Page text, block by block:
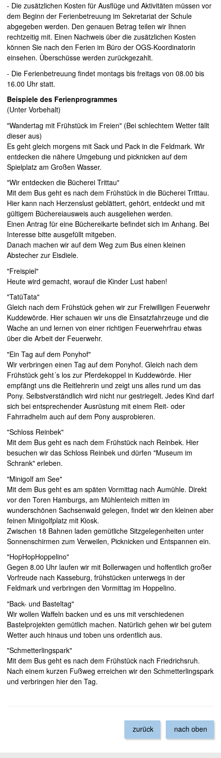
- Die zusätzlichen Kosten für Ausflüge und Aktivitäten müssen vor
dem Beginn der Ferienbetreuung im Sekretariat der Schule
abgegeben werden. Den genauen Betrag teilen wir Ihnen
rechtzeitig mit. Einen Nachweis über die zusätzlichen Kosten
können Sie nach den Ferien im Büro der OGS-Koordinatorin
einsehen. Überschüsse werden zurückgezahlt.
- Die Ferienbetreuung findet montags bis freitags von 08.00 bis
16.00 Uhr statt.
Beispiele des Ferienprogrammes
(Unter Vorbehalt)
"Wandertag mit Frühstück im Freien" (Bei schlechtem Wetter fällt
dieser aus)
Es geht gleich morgens mit Sack und Pack in die Feldmark. Wir
entdecken die nähere Umgebung und picknicken auf dem
Spielplatz am Großen Wasser.
"Wir entdecken die Bücherei Trittau"
Mit dem Bus geht es nach dem Frühstück in die Bücherei Trittau.
Hier kann nach Herzenslust geblättert, gehört, entdeckt und mit
gültigem Büchereiausweis auch ausgeliehen werden.
Einen Antrag für eine Büchereikarte befindet sich im Anhang. Bei
Interesse bitte ausgefüllt mitgeben.
Danach machen wir auf dem Weg zum Bus einen kleinen
Abstecher zur Eisdiele.
"Freispiel"
Heute wird gemacht, worauf die Kinder Lust haben!
"TatüTata"
Gleich nach dem Frühstück gehen wir zur Freiwilligen Feuerwehr
Kuddewörde. Hier schauen wir uns die Einsatzfahrzeuge und die
Wache an und lernen von einer richtigen Feuerwehrfrau etwas
über die Arbeit der Feuerwehr.
"Ein Tag auf dem Ponyhof"
Wir verbringen einen Tag auf dem Ponyhof. Gleich nach dem
Frühstück geht´s los zur Pferdekoppel in Kuddewörde. Hier
empfängt uns die Reitlehrerin und zeigt uns alles rund um das
Pony. Selbstverständlich wird nicht nur gestriegelt. Jedes Kind darf
sich bei entsprechender Ausrüstung mit einem Reit- oder
Fahrradhelm auch auf dem Pony ausprobieren.
"Schloss Reinbek"
Mit dem Bus geht es nach dem Frühstück nach Reinbek. Hier
besuchen wir das Schloss Reinbek und dürfen "Museum im
Schrank" erleben.
"Minigolf am See"
Mit dem Bus geht es am späten Vormittag nach Aumühle. Direkt
vor den Toren Hamburgs, am Mühlenteich mitten im
wunderschönen Sachsenwald gelegen, findet wir den kleinen aber
feinen Minigolfplatz mit Kiosk.
Zwischen 18 Bahnen laden gemütliche Sitzgelegenheiten unter
Sonnenschirmen zum Verweilen, Picknicken und Entspannen ein.
"HopHopHoppelino"
Gegen 8.00 Uhr laufen wir mit Bollerwagen und hoffentlich großer
Vorfreude nach Kasseburg, frühstücken unterwegs in der
Feldmark und verbringen den Vormittag im Hoppelino.
"Back- und Basteltag"
Wir wollen Waffeln backen und es uns mit verschiedenen
Bastelprojekten gemütlich machen. Natürlich gehen wir bei gutem
Wetter auch hinaus und toben uns ordentlich aus.
"Schmetterlingspark"
Mit dem Bus geht es nach dem Frühstück nach Friedrichsruh.
Nach einem kurzen Fußweg erreichen wir den Schmetterlingspark
und verbringen hier den Tag.
zurück nach oben